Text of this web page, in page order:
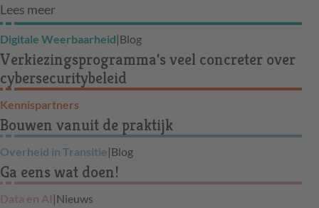
Lees meer
Digitale Weerbaarheid|Blog
Verkiezingsprogramma's veel concreter over
cybersecuritybeleid
Kennispartners
Bouwen vanuit de praktijk
Overheid in Transitie|Blog
Ga eens wat doen!
Data en AI |Nieuws